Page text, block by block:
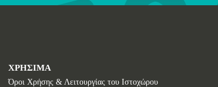
ΧΡΗΣΙΜΑ
Όροι Χρήσης & Λειτουργίας του Ιστοχώρου